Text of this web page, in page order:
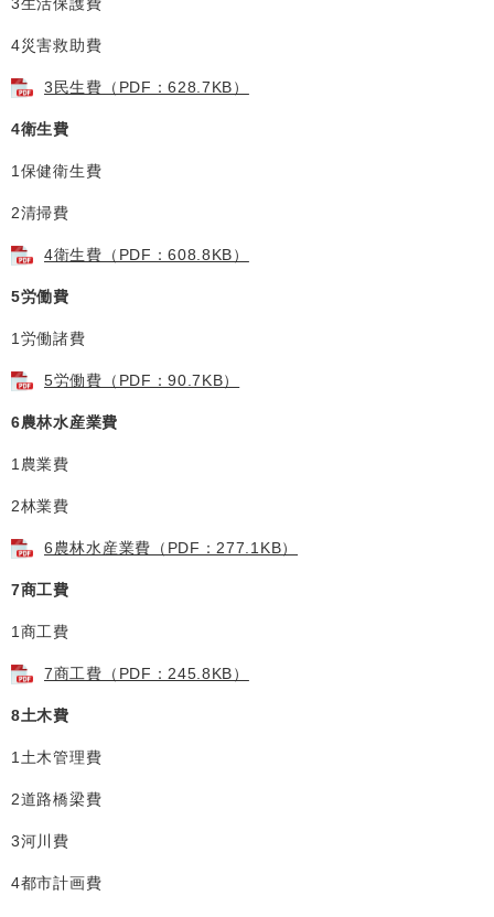
4災害救助費
3民生費（PDF：628.7KB）
4衛生費
1保健衛生費
2清掃費
4衛生費（PDF：608.8KB）
5労働費
1労働諸費
5労働費（PDF：90.7KB）
6農林水産業費
1農業費
2林業費
6農林水産業費（PDF：277.1KB）
7商工費
1商工費
7商工費（PDF：245.8KB）
8土木費
1土木管理費
2道路橋梁費
3河川費
4都市計画費